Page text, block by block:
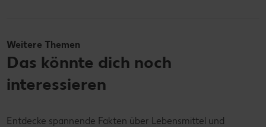
Weitere Themen
Das könnte dich noch
interessieren
Entdecke spannende Fakten über Lebensmittel und